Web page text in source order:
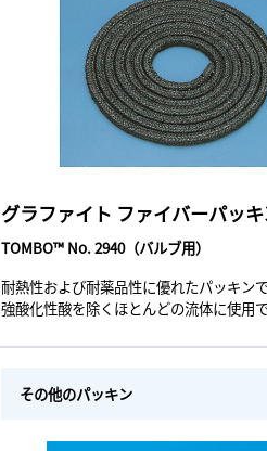
グラファイト ファイバーパッ
TOMBO™ No. 2940（バルブ用）
耐熱性および耐薬品性に優れたパッキンで
強酸化性酸を除くほとんどの流体に使用で
その他のパッキン